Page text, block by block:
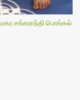
pictures from our
typed the Shodasha
If u want to use
for
சங்கராந்தி பொங்கல்